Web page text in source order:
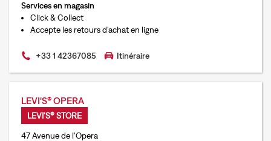
Services en magasin
Click & Collect
Accepte les retours d'achat en ligne
+33 1 42367085 Itinéraire
LEVI'S® OPERA
LEVI'S® STORE
47 Avenue de l'Opera